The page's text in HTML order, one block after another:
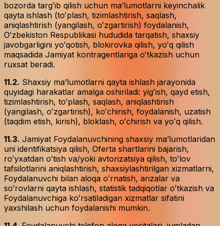
bozorda targʻib qilish uchun maʼlumotlarni keyinchalik
qayta ishlash (toʻplash, tizimlashtirish, saqlash,
aniqlashtirish (yangilash, oʻzgartirish) foydalanish,
Oʻzbekiston Respublikasi hududida tarqatish, shaxsiy
javobgarligini yoʻqotish, blokirovka qilish, yoʻq qilish
maqsadida Jamiyat kontragentlariga oʻtkazish uchun
ruxsat beradi.
11.2. Shaxsiy maʼlumotlarni qayta ishlash jarayonida
quyidagi harakatlar amalga oshiriladi: yigʻish, qayd etish,
tizimlashtirish, toʻplash, saqlash, aniqlashtirish
(yangilash, oʻzgartirish), koʻchirish, foydalanish, uzatish
(taqdim etish, kirish), bloklash, oʻchirish va yoʻq qilish.
11.3. Jamiyat Foydalanuvchining shaxsiy maʼlumotlaridan
uni identifikatsiya qilish, Oferta shartlarini bajarish,
roʻyxatdan oʻtish va/yoki avtorizatsiya qilish, toʻlov
tafsilotlarini aniqlashtirish, shaxsiylashtirilgan xizmatlarni,
Foydalanuvchi bilan aloqa oʻrnatish, arizalar va
soʻrovlarni qayta ishlash, statistik tadqiqotlar oʻtkazish va
Foydalanuvchiga koʻrsatiladigan xizmatlar sifatini
yaxshilash uchun foydalanishi mumkin.